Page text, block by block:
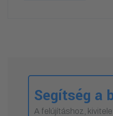
Segítség a
A felújításhoz,